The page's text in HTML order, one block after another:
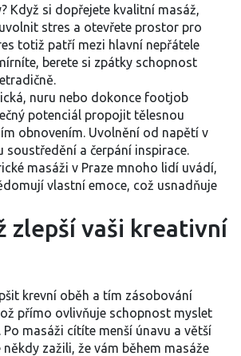
Když si dopřejete kvalitní masáž,
stres a otevřete prostor pro
totiž patří mezi hlavní nepřátele
berete si zpátky schopnost
nuru nebo dokonce footjob
potenciál propojit tělesnou
obnovením. Uvolnění od napětí v
soustředění a čerpání inspirace.
masáži v Praze mnoho lidí uvádí,
vlastní emoce, což usnadňuje
zlepší vaši kreativní
krevní oběh a tím zásobování
přímo ovlivňuje schopnost myslet
masáži cítíte menší únavu a větší
zažili, že vám během masáže